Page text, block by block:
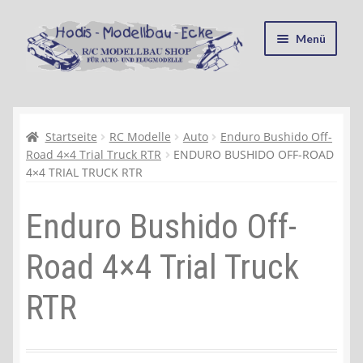
Zur
Navigation
springen
Zum
Inhalt
springen
Menü
Kasse
Mein Konto
Recycling, Entsorgung und Umwelt
Shop
Warenkorb
Ablauf einer Bestellung
Startseite RC Modelle Auto
Enduro Bushido Off-
Road 4×4 Trial Truck RTR
ENDURO BUSHIDO OFF-ROAD
4×4 TRIAL TRUCK RTR
Enduro Bushido Off-
Road 4×4 Trial Truck
RTR